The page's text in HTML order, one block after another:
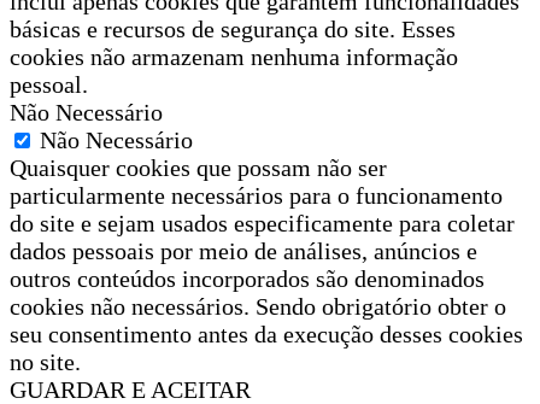
básicas e recursos de segurança do site. Esses
cookies não armazenam nenhuma informação
pessoal.
Não Necessário
Não Necessário
Quaisquer cookies que possam não ser
particularmente necessários para o funcionamento
do site e sejam usados especificamente para coletar
dados pessoais por meio de análises, anúncios e
outros conteúdos incorporados são denominados
cookies não necessários. Sendo obrigatório obter o
seu consentimento antes da execução desses cookies
no site.
GUARDAR E ACEITAR